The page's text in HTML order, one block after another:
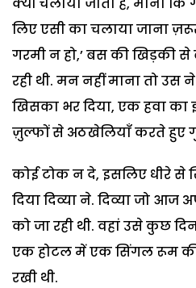
लिए एसी का चलाया जाना
गरमी न हो,’ बस की खिड़की से
रही थी. मन नहीं माना तो उस
खिसका भर दिया, एक हवा का
ज़ुल्फों से अठखेलियाँ करते हुए
कोई टोक न दे, इसलिए धीरे से
दिया दिव्या ने. दिव्या जो
को जा रही थी. वहां उसे कुछ
एक होटल में एक सिंगल रूम
रखी थी.